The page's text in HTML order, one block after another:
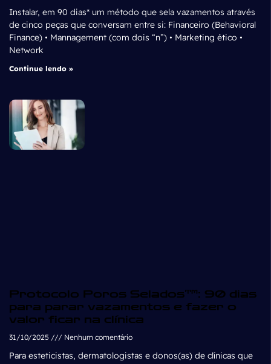
Instalar, em 90 dias* um método que sela vazamentos através
de cinco peças que conversam entre si: Financeiro (Behavioral
Finance) • Mannagement (com dois “n”) • Marketing ético •
Network
Continue lendo »
Protocolo Poros Selados™: 90 dias
para parar vazamentos e fazer o
valor ficar na clínica
31/10/2025 Nenhum comentário
Para esteticistas, dermatologistas e donos(as) de clínicas que